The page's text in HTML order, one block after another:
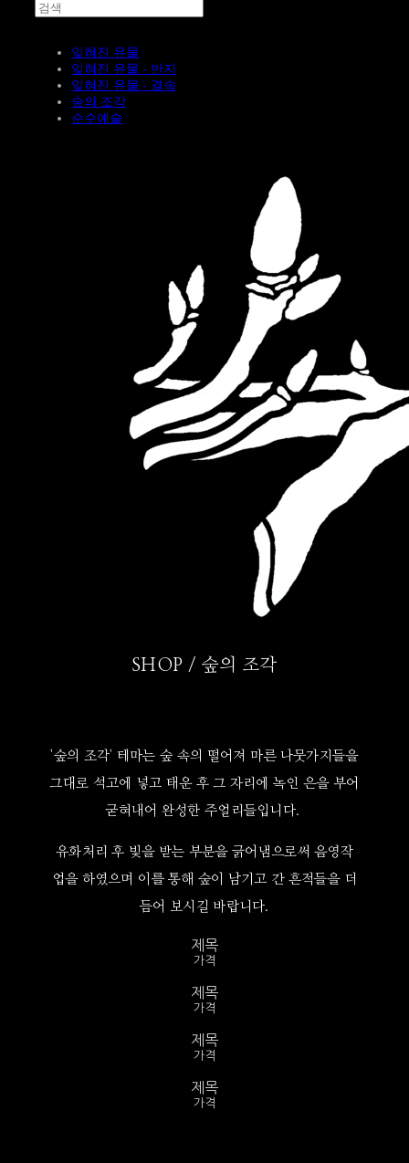
잊혀진 유물
잊혀진 유물 - 반지
잊혀진 유물 - 결속
숲의 조각
순수예술
SHOP / 숲의 조각
'숲의 조각' 테마는 숲 속의 떨어져 마른 나뭇가지들을
그대로 석고에 넣고 태운 후 그 자리에 녹인 은을 부어
굳혀내어 완성한 주얼리들입니다.
유화처리 후 빛을 받는 부분을 긁어냄으로써 음영작
업을 하였으며 이를 통해 숲이 남기고 간 흔적들을 더
듬어 보시길 바랍니다.
제목
가격
제목
가격
제목
가격
제목
가격